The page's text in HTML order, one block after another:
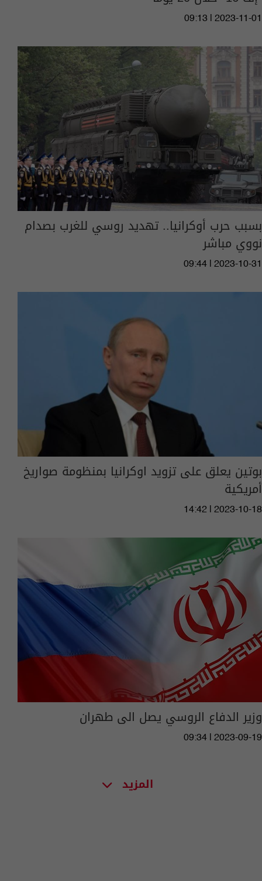
09:13 | 2023-11-01
بسبب حرب أوكرانيا.. تهديد روسي للغرب بصدام
نووي مباشر
09:44 | 2023-10-31
بوتين يعلق على تزويد اوكرانيا بمنظومة صواريخ
أمريكية
14:42 | 2023-10-18
وزير الدفاع الروسي يصل الى طهران
09:34 | 2023-09-19
المزيد